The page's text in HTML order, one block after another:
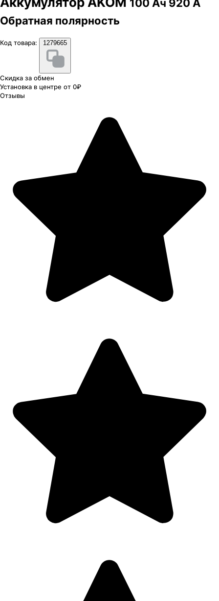
100 Ач 920 А
Обратная полярность
Код товара: 1279665
Скидка за обмен
Установка в центре от 0₽
Отзывы